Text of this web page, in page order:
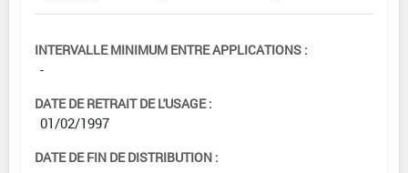
INTERVALLE MINIMUM ENTRE APPLICATIONS :
-
DATE DE RETRAIT DE L'USAGE :
01/02/1997
DATE DE FIN DE DISTRIBUTION :